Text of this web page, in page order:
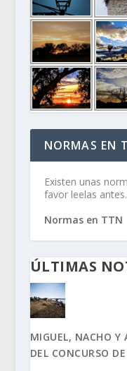
NORMAS EN
Existen unas
favor leelas antes.
Normas en TTN
ÚLTIMAS
MIGUEL, NACHO Y
DEL CONCURSO